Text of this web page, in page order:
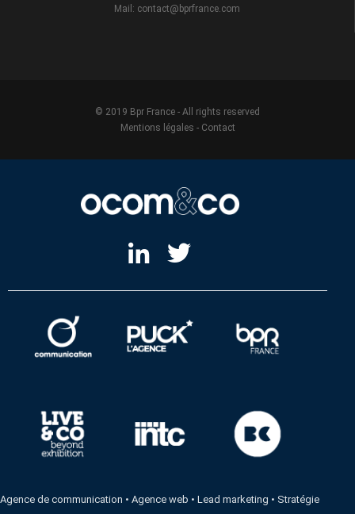
Mail: contact@bprfrance.com
© 2019 Bpr France - All rights reserved
Mentions légales - Contact
Agence de communication •Agence web •Lead marketing • Stratégie